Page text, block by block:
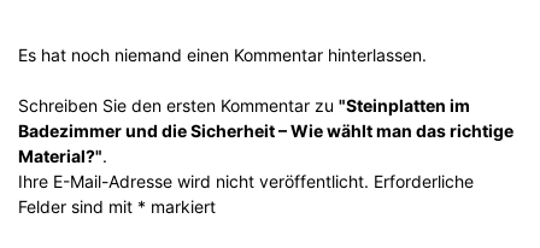
Es hat noch niemand einen Kommentar hinterlassen.
Schreiben Sie den ersten Kommentar zu "Steinplatten im
Badezimmer und die Sicherheit – Wie wählt man das richtige
Material?".
Ihre E-Mail-Adresse wird nicht veröffentlicht. Erforderliche
Felder sind mit * markiert